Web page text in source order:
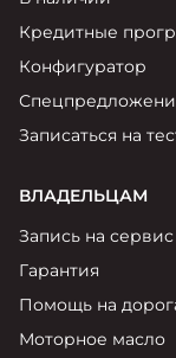
Кредитные
Калькулятор
Страховые
Моторное масло
СЕРВИСНЫЕ
КОНТАКТЫ
Кредитные
Конфигуратор
Записаться на
ВЛАДЕЛЬЦАМ
Запись на сервис
Гарантия
Помощь на
Моторное масло